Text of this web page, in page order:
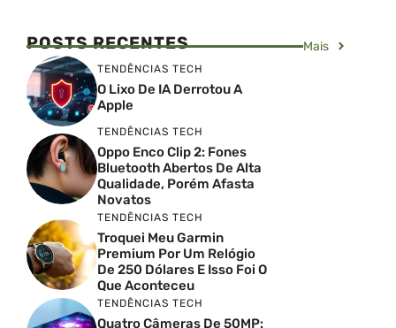
POSTS RECENTES Mais
TENDÊNCIAS TECH
O Lixo De IA Derrotou A
Apple
TENDÊNCIAS TECH
Oppo Enco Clip 2: Fones
Bluetooth Abertos De Alta
Qualidade, Porém Afasta
Novatos
TENDÊNCIAS TECH
Troquei Meu Garmin
Premium Por Um Relógio
De 250 Dólares E Isso Foi O
Que Aconteceu
TENDÊNCIAS TECH
Quatro Câmeras De 50MP: